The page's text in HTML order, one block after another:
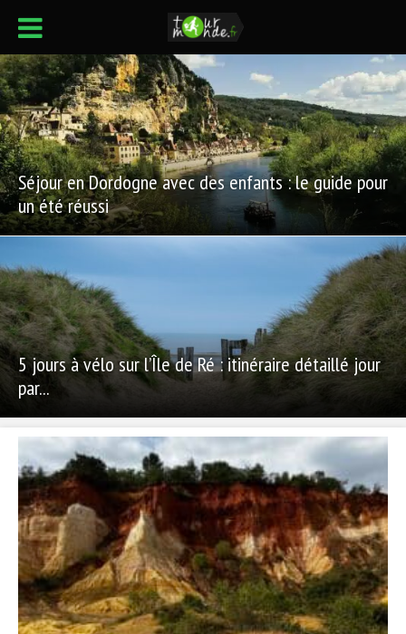
Séjour en Dordogne avec des enfants : le guide pour
un été réussi
5 jours à vélo sur l’Île de Ré : itinéraire détaillé jour
par...